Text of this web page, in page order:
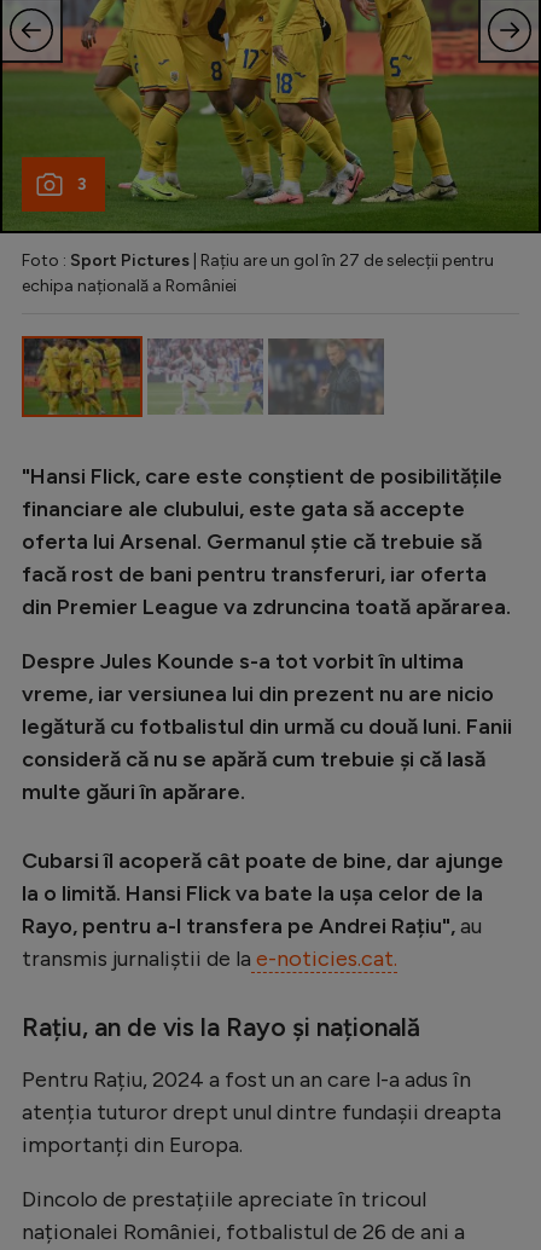
Intră în cont
Creează cont
3
Foto : Sport Pictures | Rațiu are un gol în 27 de selecții pentru
echipa națională a României
"Hansi Flick, care este conștient de posibilitățile
financiare ale clubului, este gata să accepte
oferta lui Arsenal. Germanul știe că trebuie să
facă rost de bani pentru transferuri, iar oferta
din Premier League va zdruncina toată apărarea.
Despre Jules Kounde s-a tot vorbit în ultima
vreme, iar versiunea lui din prezent nu are nicio
legătură cu fotbalistul din urmă cu două luni. Fanii
consideră că nu se apără cum trebuie și că lasă
multe găuri în apărare.
Cubarsi îl acoperă cât poate de bine, dar ajunge
la o limită. Hansi Flick va bate la ușa celor de la
Rayo, pentru a-l transfera pe Andrei Rațiu",au
transmis jurnaliștii de la e-noticies.cat.
Rațiu, an de vis la Rayo și națională
Pentru Rațiu, 2024 a fost un an care l-a adus în
atenția tuturor drept unul dintre fundașii dreapta
importanți din Europa.
Dincolo de prestațiile apreciate în tricoul
naționalei României, fotbalistul de 26 de ani a